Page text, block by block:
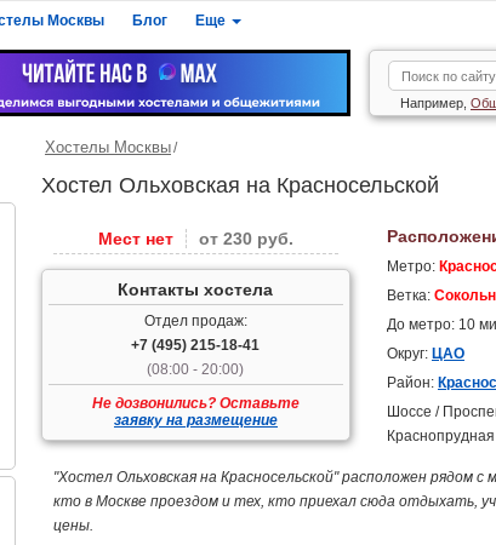
Москвы Блог Еще
Например,
Хостелы Москвы
Хостел Ольховская на Красносельской
Мест нет от 230 руб.
Контакты хостела
Отдел продаж:
+7 (495) 215-18-41
(08:00 - 20:00)
Не дозвонились? Оставьте
заявку на размещение
Метро:
Ветка:
До метро: 10
Округ: ЦАО
Район:
Шоссе /
"Хостел Ольховская на Красносельской" расположен
кто в Москве проездом и тех, кто приехал сюда отдыхать,
цены.